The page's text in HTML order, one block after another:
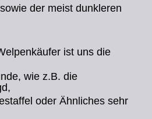
der meist dunkleren
ist uns die
wie z.B. die
oder Ähnliches sehr